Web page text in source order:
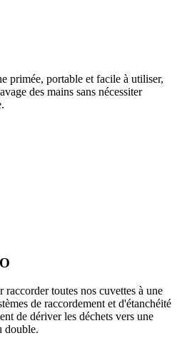
primée, portable et facile à utiliser,
des mains sans nécessiter
raccorder toutes nos cuvettes à une
de raccordement et d'étanchéité
de dériver les déchets vers une
double.